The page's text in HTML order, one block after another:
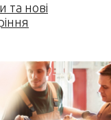
та нові